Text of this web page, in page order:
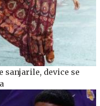
sanjarile, device se